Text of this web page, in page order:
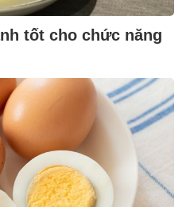
tốt cho chức năng